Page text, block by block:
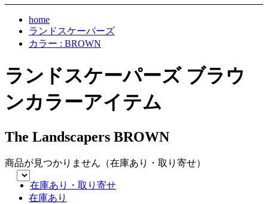
home
ランドスケーパーズ
カラー : BROWN
ランドスケーパーズ ブラウ
ンカラーアイテム
The Landscapers BROWN
商品が見つかりません（在庫あり・取り寄せ）
在庫あり・取り寄せ
在庫あり